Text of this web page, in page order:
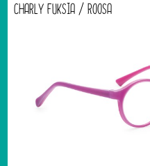
CHARLY FUKSIA / ROOSA